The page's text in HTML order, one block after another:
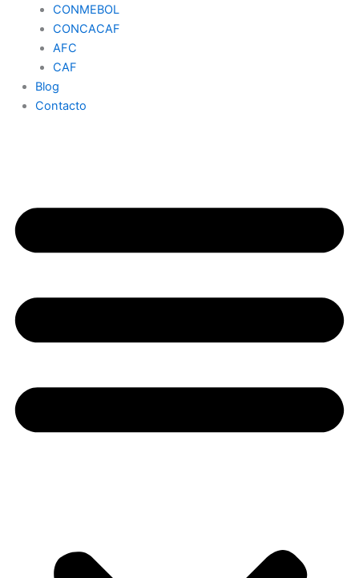
CONMEBOL
CONCACAF
AFC
CAF
Blog
Contacto